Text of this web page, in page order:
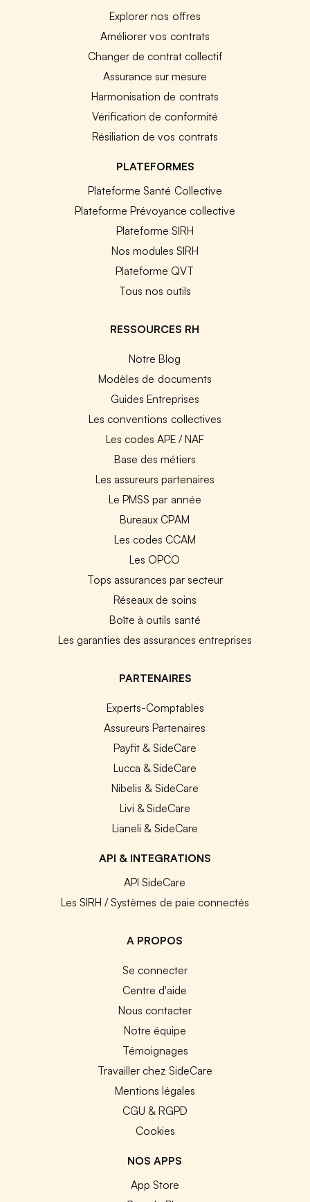
Explorer nos offres
Améliorer vos contrats
Changer de contrat collectif
Assurance sur mesure
Harmonisation de contrats
Vérification de conformité
Résiliation de vos contrats
PLATEFORMES
Plateforme Santé Collective
Plateforme Prévoyance collective
Plateforme SIRH
Nos modules SIRH
Plateforme QVT
Tous nos outils
RESSOURCES RH
Notre Blog
Modèles de documents
Guides Entreprises
Les conventions collectives
Les codes APE / NAF
Base des métiers
Les assureurs partenaires
Le PMSS par année
Bureaux CPAM
Les codes CCAM
Les OPCO
Tops assurances par secteur
Réseaux de soins
Boîte à outils santé
Les garanties des assurances entreprises
PARTENAIRES
Experts-Comptables
Assureurs Partenaires
Payfit & SideCare
Lucca & SideCare
Nibelis & SideCare
Livi & SideCare
Lianeli & SideCare
API & INTEGRATIONS
API SideCare
Les SIRH / Systèmes de paie connectés
A PROPOS
Se connecter
Centre d'aide
Nous contacter
Notre équipe
Témoignages
Travailler chez SideCare
Mentions légales
CGU & RGPD
Cookies
NOS APPS
App Store